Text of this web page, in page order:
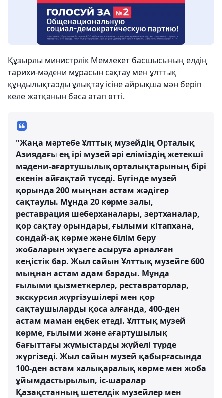
Құзырлы министрлік Мемлекет басшысының елдің
тарихи-мәдени мұрасын сақтау мен ұлттық
құндылықтарды ұлықтау ісіне айрықша мән беріп
келе жатқанын баса атап өтті.
"Жаңа мәртебе Ұлттық музейдің Орталық
Азиядағы ең ірі музей әрі еліміздің жетекші
мәдени-ағартушылық орталықтарының бірі
екенін айғақтай түседі. Бүгінде музей
қорында 200 мыңнан астам жәдігер
сақтаулы. Мұнда 20 көрме залы,
реставрация шеберханалары, зертханалар,
қор сақтау орындары, ғылыми кітапхана,
сондай-ақ көрме және білім беру
жобаларын жүзеге асыруға арналған
кеңістік бар. Жыл сайын Ұлттық музейге 600
мыңнан астам адам барады. Мұнда
ғылыми қызметкерлер, реставраторлар,
экскурсия жүргізушілері мен қор
сақтаушыларды қоса алғанда, 400-ден
астам маман еңбек етеді. Ұлттық музей
көрме, ғылыми және ағартушылық
бағыттағы жұмыстарды жүйелі түрде
жүргізеді. Жыл сайын музей қабырғасында
100-ден астам халықаралық көрме мен жоба
ұйымдастырылып, іс-шаралар
Қазақстанның шетелдік музейлер мен